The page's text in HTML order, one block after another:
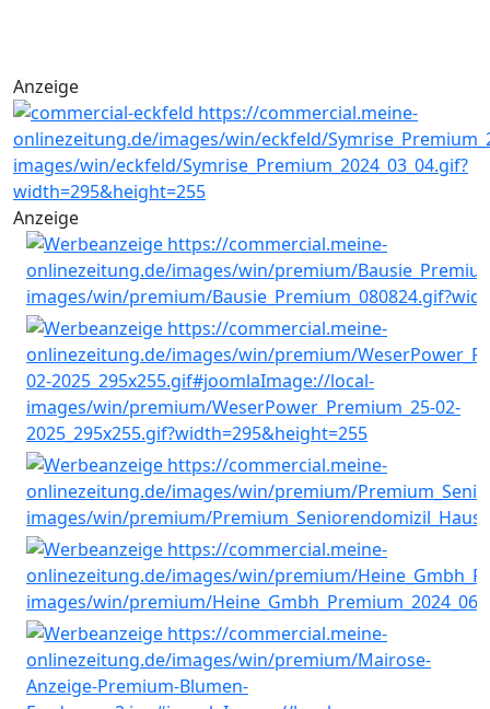
Anzeige
Anzeige